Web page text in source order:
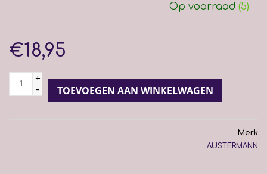
Op voorraad (5)
€18,95
+
-
TOEVOEGEN AAN WINKELWAGEN
Merk
AUSTERMANN